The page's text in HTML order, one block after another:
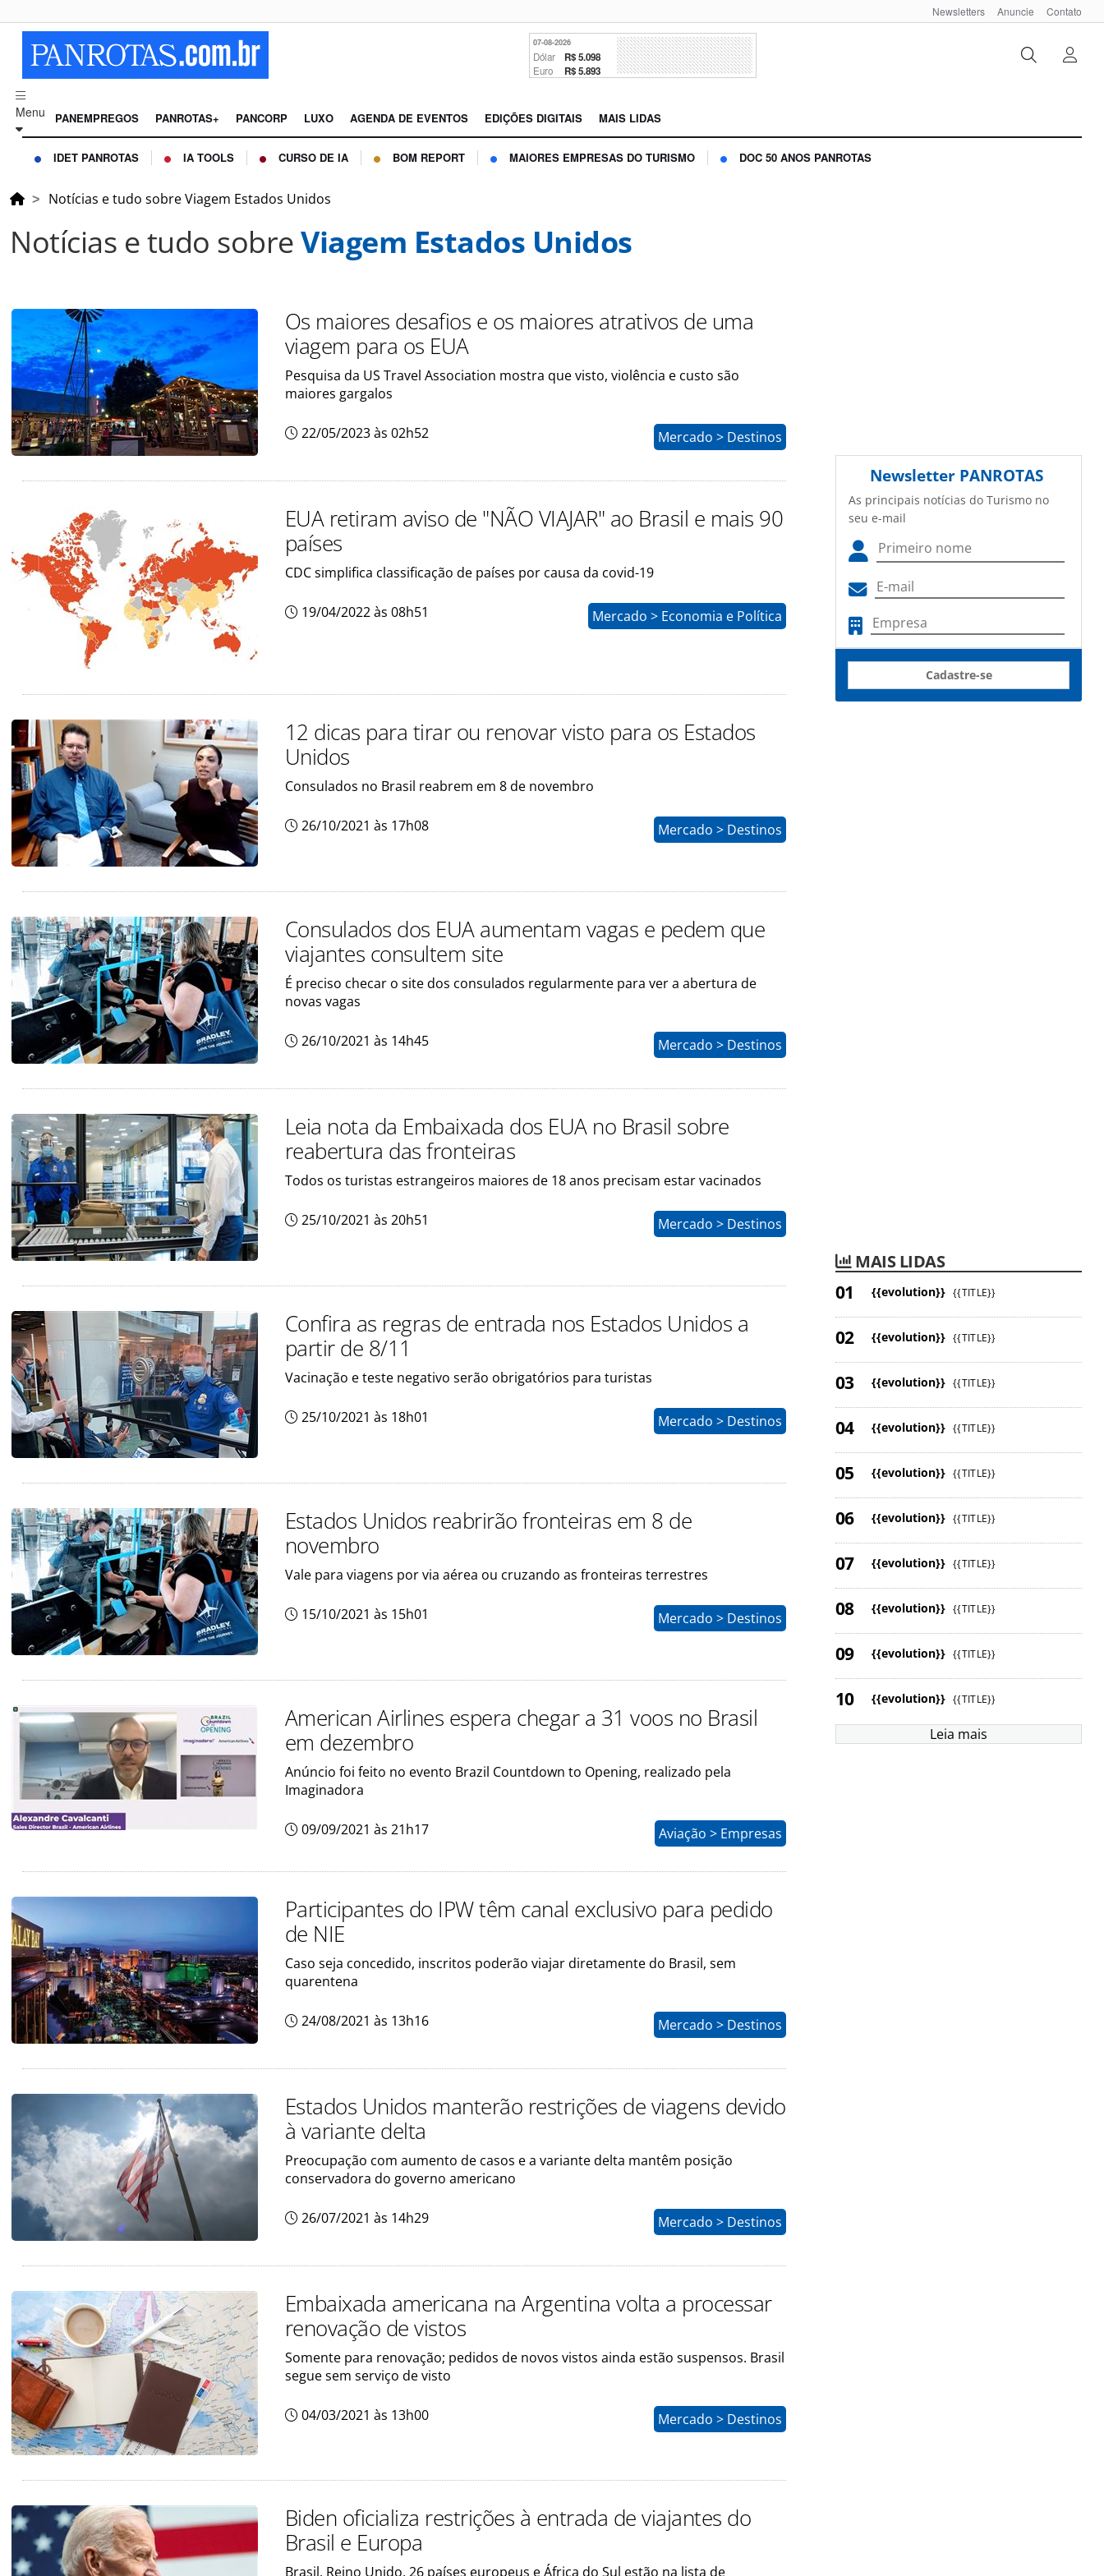
Newsletters Anuncie Contato
07-08-2026
Dólar R$ 5.098
Euro R$ 5.893
Menu PANEMPREGOS PANROTAS+ PANCORP LUXO AGENDA DE EVENTOS EDIÇÕES DIGITAIS MAIS LIDAS
IDET PANROTAS IA TOOLS CURSO DE IA BOM REPORT MAIORES EMPRESAS DO TURISMO DOC 50 ANOS PANROTAS
Notícias e tudo sobre Viagem Estados Unidos
Notícias e tudo sobreViagem Estados Unidos
Os maiores desafios e os maiores atrativos de uma
viagem para os EUA
Pesquisa da US Travel Association mostra que visto, violência e custo são
maiores gargalos
22/05/2023 às 02h52 Mercado > Destinos
EUA retiram aviso de "NÃO VIAJAR" ao Brasil e mais 90
países
CDC simplifica classificação de países por causa da covid-19
19/04/2022 às 08h51 Mercado > Economia e Política
12 dicas para tirar ou renovar visto para os Estados
Unidos
Consulados no Brasil reabrem em 8 de novembro
26/10/2021 às 17h08 Mercado > Destinos
Consulados dos EUA aumentam vagas e pedem que
viajantes consultem site
É preciso checar o site dos consulados regularmente para ver a abertura de
novas vagas
26/10/2021 às 14h45 Mercado > Destinos
Leia nota da Embaixada dos EUA no Brasil sobre
reabertura das fronteiras
Todos os turistas estrangeiros maiores de 18 anos precisam estar vacinados
25/10/2021 às 20h51 Mercado > Destinos
Confira as regras de entrada nos Estados Unidos a
partir de 8/11
Vacinação e teste negativo serão obrigatórios para turistas
25/10/2021 às 18h01 Mercado > Destinos
Estados Unidos reabrirão fronteiras em 8 de
novembro
Vale para viagens por via aérea ou cruzando as fronteiras terrestres
15/10/2021 às 15h01 Mercado > Destinos
American Airlines espera chegar a 31 voos no Brasil
em dezembro
Anúncio foi feito no evento Brazil Countdown to Opening, realizado pela
Imaginadora
09/09/2021 às 21h17 Aviação > Empresas
Participantes do IPW têm canal exclusivo para pedido
de NIE
Caso seja concedido, inscritos poderão viajar diretamente do Brasil, sem
quarentena
24/08/2021 às 13h16 Mercado > Destinos
Estados Unidos manterão restrições de viagens devido
à variante delta
Preocupação com aumento de casos e a variante delta mantêm posição
conservadora do governo americano
26/07/2021 às 14h29 Mercado > Destinos
Embaixada americana na Argentina volta a processar
renovação de vistos
Somente para renovação; pedidos de novos vistos ainda estão suspensos. Brasil
segue sem serviço de visto
04/03/2021 às 13h00 Mercado > Destinos
Biden oficializa restrições à entrada de viajantes do
Brasil e Europa
Brasil, Reino Unido, 26 países europeus e África do Sul estão na lista de
Newsletter PANROTAS
As principais notícias do Turismo no
seu e-mail
Cadastre-se
MAIS LIDAS
{{evolution}} {{TITLE}}
{{evolution}} {{TITLE}}
{{evolution}} {{TITLE}}
{{evolution}} {{TITLE}}
{{evolution}} {{TITLE}}
{{evolution}} {{TITLE}}
{{evolution}} {{TITLE}}
{{evolution}} {{TITLE}}
{{evolution}} {{TITLE}}
{{evolution}} {{TITLE}}
Leia mais